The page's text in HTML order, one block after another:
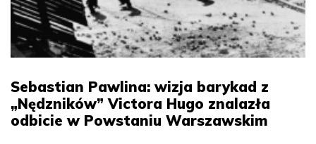
Sebastian Pawlina: wizja barykad z
„Nędzników” Victora Hugo znalazła
odbicie w Powstaniu Warszawskim